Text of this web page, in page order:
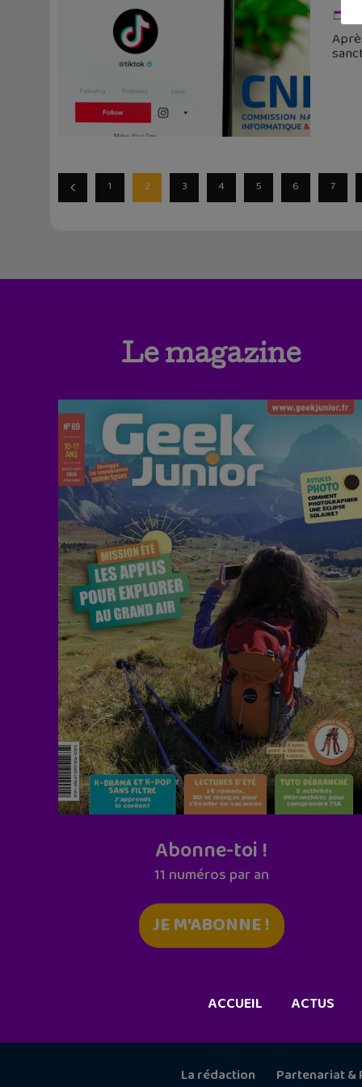
1 2 3 4 5 6 7
Le magazine
Abonne-toi !
11 numéros par an
JE M'ABONNE !
ACCUEIL ACTUS
La rédaction Partenariat &